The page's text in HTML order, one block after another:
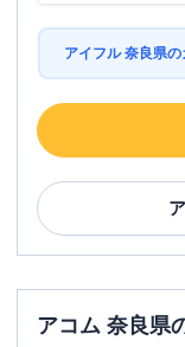
アイフル 奈良県
アコム 奈良県